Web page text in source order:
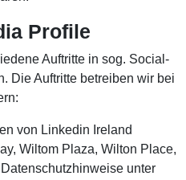
Profile
Auftritte in sog. Social-
Die Auftritte betreiben wir bei
von Linkedin Ireland
Wiltom Plaza, Wilton Place,
unter